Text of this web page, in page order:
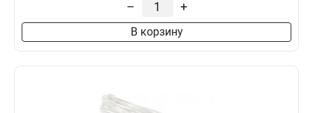
– +
В корзину